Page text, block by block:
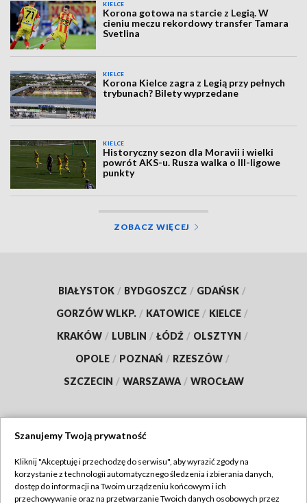
KIELCE
Korona gotowa na starcie z Legią. W
cieniu meczu rekordowy transfer Tamara
Svetlina
KIELCE
Korona Kielce zagra z Legią przy pełnych
trybunach? Bilety wyprzedane
KIELCE
Historyczny sezon dla Moravii i wielki
powrót AKS-u. Rusza walka o III-ligowe
punkty
ZOBACZ WIĘCEJ
BIAŁYSTOK / BYDGOSZCZ / GDAŃSK /
GORZÓW WLKP. / KATOWICE / KIELCE /
KRAKÓW / LUBLIN / ŁÓDŹ / OLSZTYN /
OPOLE / POZNAŃ / RZESZÓW /
SZCZECIN / WARSZAWA / WROCŁAW
TVP
Abonament TVP
Szanujemy Twoją prywatność
Kliknij "Akceptuję i przechodzę do serwisu", aby wyrazić zgody na
korzystanie z technologii automatycznego śledzenia i zbierania danych,
dostęp do informacji na Twoim urządzeniu końcowym i ich
przechowywanie oraz na przetwarzanie Twoich danych osobowych przez